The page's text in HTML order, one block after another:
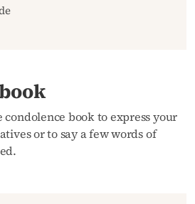
condolence book to express your
or to say a few words of